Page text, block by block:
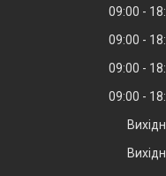
09:00
09:00
09:00
09:00